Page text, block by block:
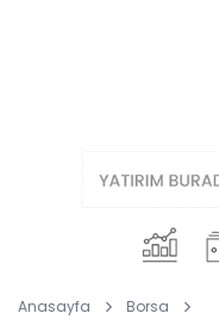
Anasayfa Borsa